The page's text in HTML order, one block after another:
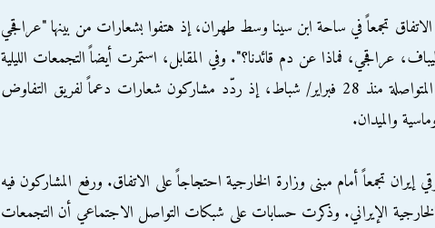
تجمعاً في ساحة ابن سينا وسط طهران، إذ هتفوا بشعارات من بينها "عراقجي
عراقجي، فماذا عن دم قائدنا؟". وفي المقابل، استمرت أيضاً التجمعات الليلية
في ساحة الثورة بطهران، المتواصلة منذ 28 فبراير/ شباط، إذ ردّد مشاركون شعارات دعماً لفريق التفاوض
والميدان.
تجمعاً أمام مبنى وزارة الخارجية احتجاجاً على الاتفاق. ورفع المشاركون فيه
الإيراني. وذكرت حسابات على شبكات التواصل الاجتماعي أن التجمعات